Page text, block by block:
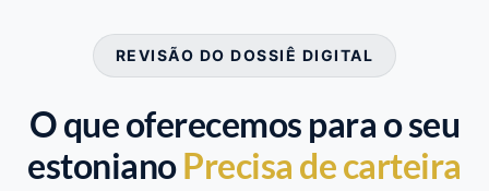
REVISÃO DO DOSSIÊ DIGITAL
O que oferecemos para o seu
estonianoPrecisa de carteira